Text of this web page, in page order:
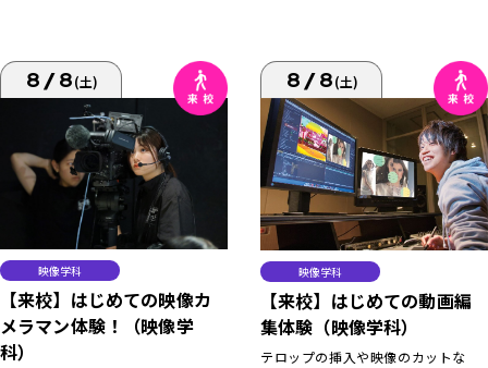
8/8(土)
映像学科
【来校】はじめての映像カ
メラマン体験！（映像学
科）
8/8(土)
映像学科
【来校】はじめての動画編
集体験（映像学科）
テロップの挿入や映像のカットな